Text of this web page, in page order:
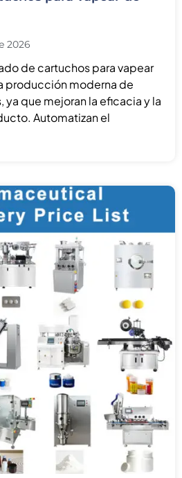
2026
de cartuchos para vapear
producción moderna de
que mejoran la eficacia y la
Automatizan el